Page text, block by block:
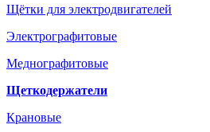
Щётки для электродвигателей
Электрографитовые
Меднографитовые
Щеткодержатели
Крановые